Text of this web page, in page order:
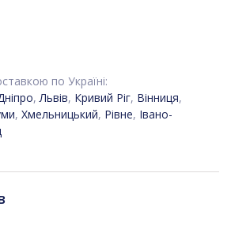
по Україні:
,Львів, Кривий Ріг, Вінниця,
, Хмельницький, Рівне, Івано-